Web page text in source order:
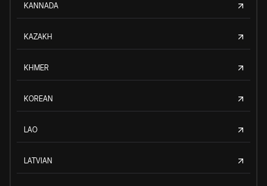
KANNADA
KAZAKH
KHMER
KOREAN
LAO
LATVIAN